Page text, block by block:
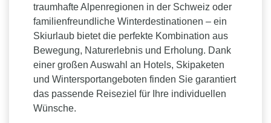
traumhafte Alpenregionen in der Schweiz oder
familienfreundliche Winterdestinationen – ein
Skiurlaub bietet die perfekte Kombination aus
Bewegung, Naturerlebnis und Erholung. Dank
einer großen Auswahl an Hotels, Skipaketen
und Wintersportangeboten finden Sie garantiert
das passende Reiseziel für Ihre individuellen
Wünsche.